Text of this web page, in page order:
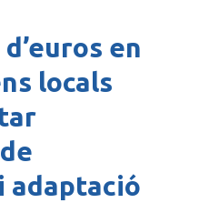
en
locals
adaptació